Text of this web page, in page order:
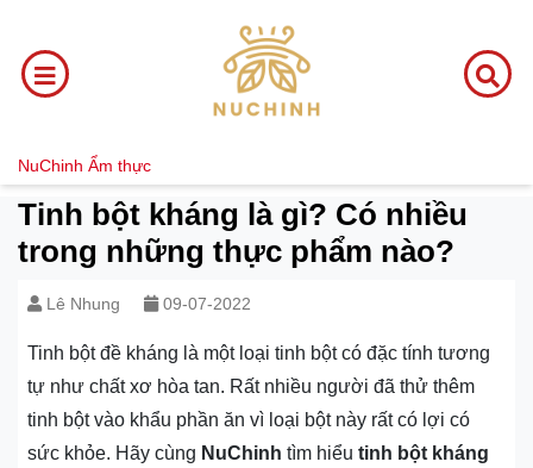
NuChinh Ẩm thực
Tinh bột kháng là gì? Có nhiều
trong những thực phẩm nào?
Lê Nhung 09-07-2022
Tinh bột đề kháng là một loại tinh bột có đặc tính tương
tự như chất xơ hòa tan. Rất nhiều người đã thử thêm
tinh bột vào khẩu phần ăn vì loại bột này rất có lợi có
sức khỏe. Hãy cùng NuChinh tìm hiểu tinh bột kháng